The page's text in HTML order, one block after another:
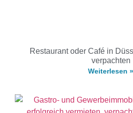
Restaurant oder Café in
verpachten
Weiterlesen »